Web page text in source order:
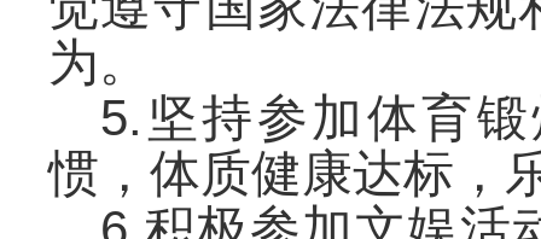
为。
5.坚持参加体育
惯，体质健康达标，